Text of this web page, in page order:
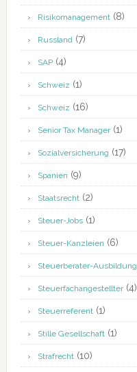
Risikomanagement(8)
Russland(7)
SAP(4)
Schweiz (1)
Schweiz (16)
Senior Tax Manager(1)
Sozialversicherung (17)
Spanien (9)
Staatsrecht(2)
Steuer-Jobs(1)
Steuer-Kanzleien (6)
Steuerberater-Ausbildung
Steuerfachangestellter(4)
Steuerreferent(1)
Stille Gesellschaft(1)
Strafrecht(10)